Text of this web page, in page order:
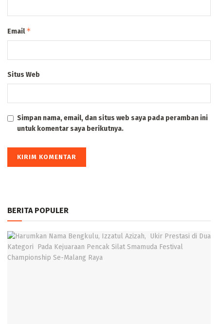
Email*
Situs Web
Simpan nama, email, dan situs web saya pada peramban ini
untuk komentar saya berikutnya.
BERITA POPULER